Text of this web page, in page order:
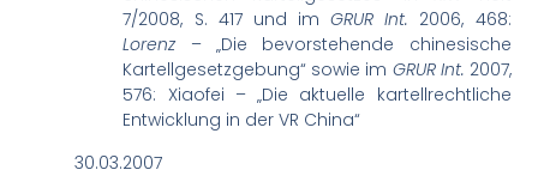
7/2008, S. 417 und imGRUR Int. 2006, 468:
Lorenz– „Die bevorstehende chinesische
Kartellgesetzgebung“ sowie im GRUR Int. 2007,
576: Xiaofei – „Die aktuelle kartellrechtliche
Entwicklung in der VR China“
30.03.2007